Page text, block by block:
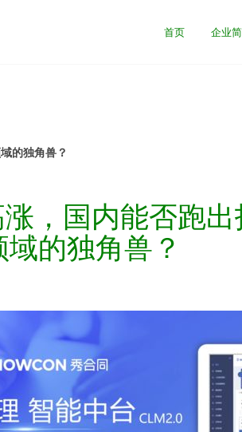
首页 企业
的独角兽？
涨，国内能否跑
域的独角兽？